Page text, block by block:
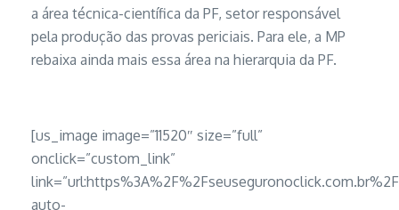
a área técnica-científica da PF, setor responsável
pela produção das provas periciais. Para ele, a MP
rebaixa ainda mais essa área na hierarquia da PF.
[us_image image=”11520″ size=”full”
onclick=”custom_link”
auto-